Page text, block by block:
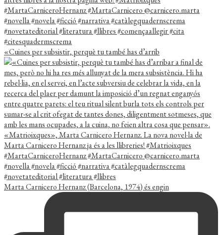
«Cuines per subsistir, perquè tu també has d’arrib
Marta Carnicero Hernanz (Barcelona, 1974) és engin